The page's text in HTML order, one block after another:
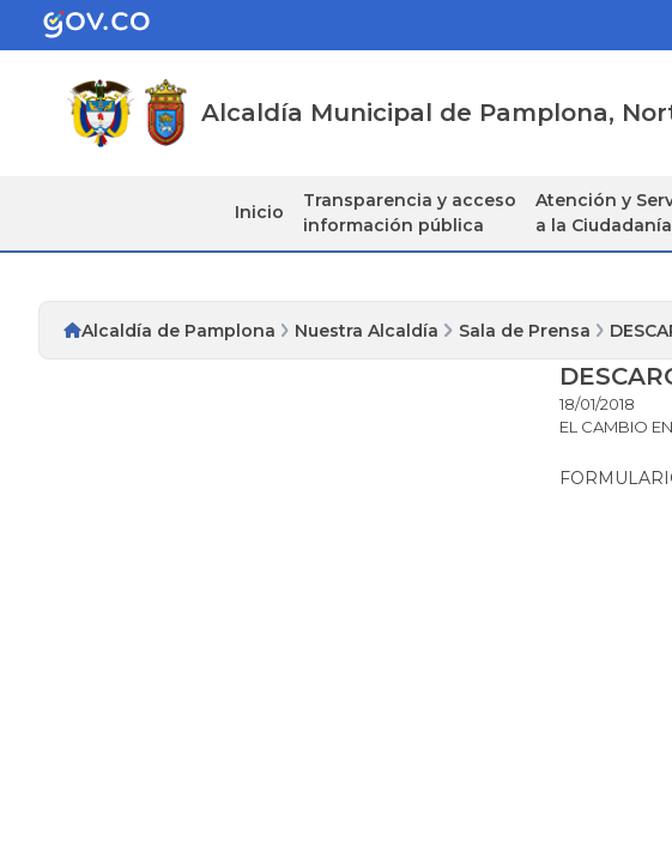
Alcaldía Municipal de Pamplona,
Inicio
Transparencia y acceso
información pública
Atención y
a la Ciudadanía
Alcaldía de Pamplona Nuestra Alcaldía Sala de Prensa
18/01/2018
EL CAMBIO